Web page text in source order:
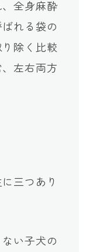
全身麻酔
れる袋の
除く比較
左右両方
三つあり
い子犬の